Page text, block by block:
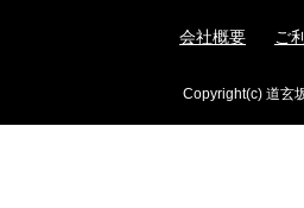
会社概要 ご
Copyright(c) 道玄